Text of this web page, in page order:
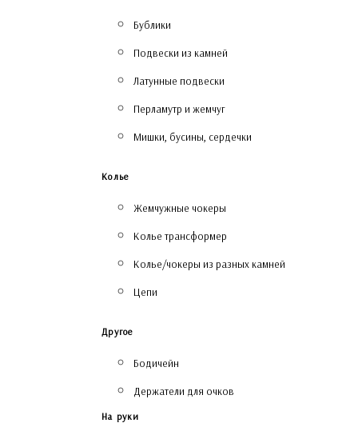
Бублики
Подвески из камней
Латунные подвески
Перламутр и жемчуг
Мишки, бусины, сердечки
Колье
Жемчужные чокеры
Колье трансформер
Колье/чокеры из разных камней
Цепи
Другое
Бодичейн
Держатели для очков
На руки